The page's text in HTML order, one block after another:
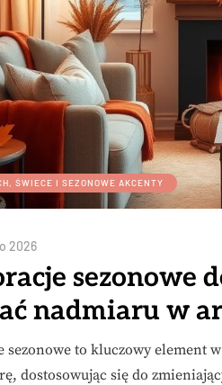
ŚWIECE I SEZONOWE AKCENTY
2026
sezonowe
nadmiaru w
sezonowe to kluczowy element
dostosowując się do